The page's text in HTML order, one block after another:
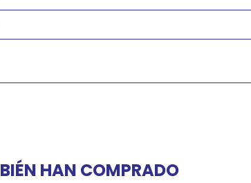
HAN COMPRADO